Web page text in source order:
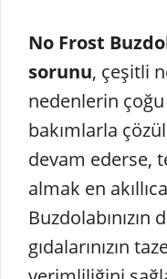
No Frost
sorunu, çeşitli
nedenlerin
bakımlarla
devam ederse,
almak en
Buzdolabınızın
gıdalarınızın